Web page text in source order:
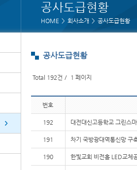
공사도급현황
HOME 회사소개 공사도급현황
공사도급현황
Total 192건 1 페이지
번호
192 대전대신고등학교 그린스
191 차기 국방광대역통신망 구
190 한빛교회 비전홀 LED교체